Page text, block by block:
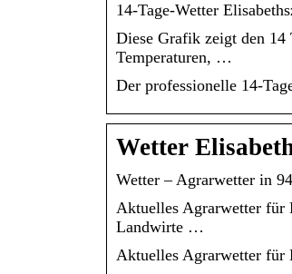
14-Tage-Wetter
Diese Grafik zeigt den 14
Temperaturen, …
Der professionelle 14-
Wetter
Wetter – Agrarwetter in
Aktuelles Agrarwetter für
Landwirte …
Aktuelles Agrarwetter für